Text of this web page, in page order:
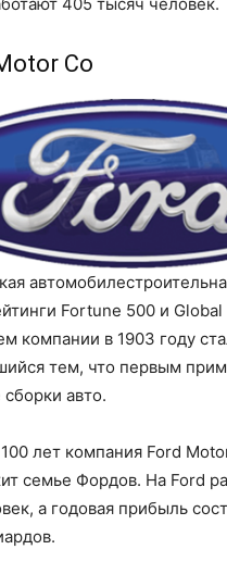
Co
Fortune 500 и Global
компании в 1903 году
тем, что первым
авто.
лет компания Ford
семье Фордов. На Ford
а годовая прибыль